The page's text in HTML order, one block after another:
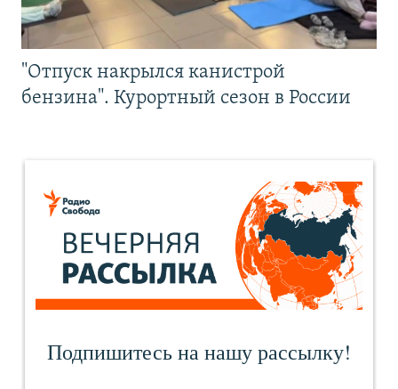
"Отпуск накрылся канистрой
бензина". Курортный сезон в России